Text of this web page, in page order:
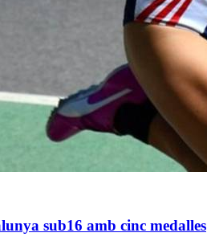
sub16 amb cinc medalles